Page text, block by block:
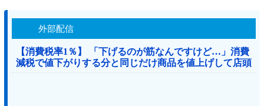
外部配信
【消費税率1％】 「下げるのが筋なんですけど…」消費
減税で値下がりする分と同じだけ商品を値上げして店頭
価格を変えない店も